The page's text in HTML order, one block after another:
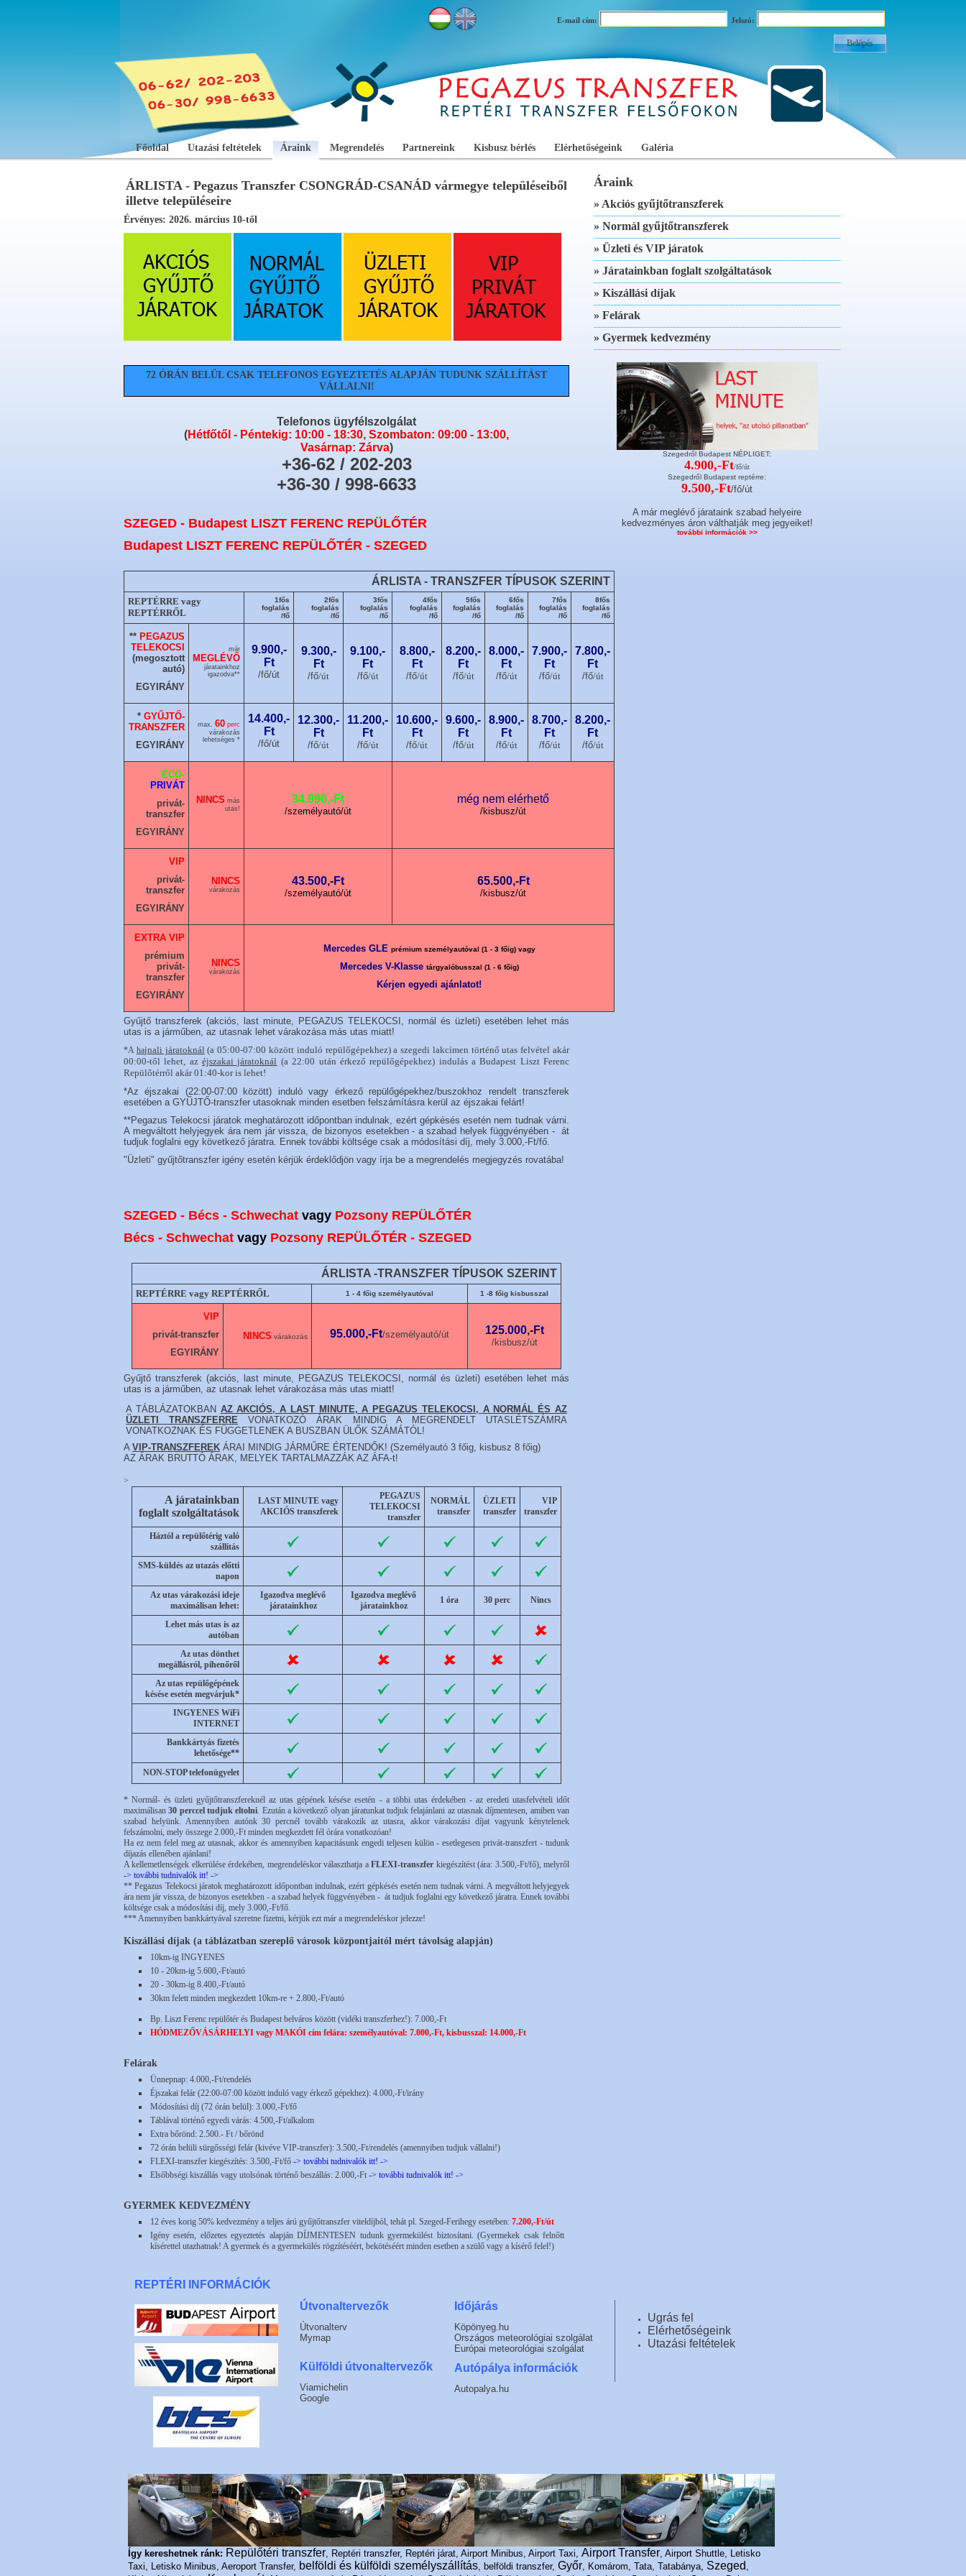
E-mail cím: Jelszó:
Főoldal Utazási feltételek Áraink Megrendelés Partnereink Kisbusz bérlés Elérhetőségeink Galéria
ÁRLISTA - Pegazus Transzfer CSONGRÁD-CSANÁD vármegye településeiből
illetve településeire
Érvényes: 2026. március 10-től
72 ÓRÁN BELÜL CSAK TELEFONOS EGYEZTETÉS ALAPJÁN TUDUNK SZÁLLÍTÁST
VÁLLALNI!
Telefonos ügyfélszolgálat
(Hétfőtől - Péntekig: 10:00 - 18:30, Szombaton: 09:00 - 13:00,
Vasárnap: Zárva)
+36-62 / 202-203
+36-30 / 998-6633
SZEGED - Budapest LISZT FERENC REPÜLŐTÉR
Budapest LISZT FERENC REPÜLŐTÉR - SZEGED
ÁRLISTA - TRANSZFER TÍPUSOK SZERINT
REPTÉRRE vagy
REPTÉRRŐL
1fős
foglalás
/fő
2fős
foglalás
/fő
3fős
foglalás
/fő
4fős
foglalás
/fő
5fős
foglalás
/fő
6fős
foglalás
/fő
7fős
foglalás
/fő
8fős
foglalás
/fő
** PEGAZUS
TELEKOCSI
(megosztott
autó)
EGYIRÁNY
már
MEGLÉVŐ
járatainkhoz
igazodva**
9.900,-
Ft
/fő/út
9.300,-
Ft
/fő/út
9.100,-
Ft
/fő/út
8.800,-
Ft
/fő/út
8.200,-
Ft
/fő/út
8.000,-
Ft
/fő/út
7.900,-
Ft
/fő/út
7.800,-
Ft
/fő/út
* GYŰJTŐ-
TRANSZFER
EGYIRÁNY
max. 60 perc
várakozás
lehetséges *
14.400,-
Ft
/fő/út
12.300,-
Ft
/fő/út
11.200,-
Ft
/fő/út
10.600,-
Ft
/fő/út
9.600,-
Ft
/fő/út
8.900,-
Ft
/fő/út
8.700,-
Ft
/fő/út
8.200,-
Ft
/fő/út
ECO-
PRIVÁT
privát-
transzfer
EGYIRÁNY
NINCS más
utas!
34.990,-Ft
/személyautó/út
még nem elérhető
/kisbusz/út
VIP
privát-
transzfer
EGYIRÁNY
NINCS
várakozás
43.500,-Ft
/személyautó/út
65.500,-Ft
/kisbusz/út
EXTRA VIP
prémium
privát-
transzfer
EGYIRÁNY
NINCS
várakozás
Mercedes GLE prémium személyautóval (1 - 3 főig) vagy
Mercedes V-Klasse tárgyalóbusszal (1 - 6 főig)
Kérjen egyedi ajánlatot!
Gyűjtő transzferek (akciós, last minute, PEGAZUS TELEKOCSI, normál és üzleti) esetében lehet más
utas is a járműben, az utasnak lehet várakozása más utas miatt!
*A hajnali járatoknál(a 05:00-07:00 között induló repülőgépekhez) a szegedi lakcímen történő utas felvétel akár
00:00-től lehet, azéjszakai járatoknál (a 22:00 után érkező repülőgépekhez) indulás a Budapest Liszt Ferenc
Repülőtérről akár 01:40-kor is lehet!
*Az éjszakai (22:00-07:00 között) induló vagy érkező repülőgépekhez/buszokhoz rendelt transzferek
esetében a GYŰJTŐ-transzfer utasoknak minden esetben felszámításra kerül az éjszakai felárt!
**Pegazus Telekocsi járatok meghatározott időpontban indulnak, ezért gépkésés esetén nem tudnak várni.
A megváltott helyjegyek ára nem jár vissza, de bizonyos esetekben - a szabad helyek függvényében - át
tudjuk foglalni egy következő járatra. Ennek további költsége csak a módosítási díj, mely 3.000,-Ft/fő.
"Üzleti" gyűjtőtranszfer igény esetén kérjük érdeklődjön vagy írja be a megrendelés megjegyzés rovatába!
SZEGED - Bécs - Schwechat vagy Pozsony REPÜLŐTÉR
Bécs - Schwechat vagy Pozsony REPÜLŐTÉR - SZEGED
ÁRLISTA -TRANSZFER TÍPUSOK SZERINT
REPTÉRRE vagy REPTÉRRŐL 1 - 4 főig személyautóval 1 -8 főig kisbusszal
VIP
privát-transzfer
EGYIRÁNY
NINCS várakozás 95.000,-Ft/személyautó/út 125.000,-Ft
/kisbusz/út
Gyűjtő transzferek (akciós, last minute, PEGAZUS TELEKOCSI, normál és üzleti) esetében lehet más
utas is a járműben, az utasnak lehet várakozása más utas miatt!
A TÁBLÁZATOKBAN AZ AKCIÓS, A LAST MINUTE, A PEGAZUS TELEKOCSI, A NORMÁL ÉS AZ
ÜZLETI TRANSZFERRE VONATKOZÓ ÁRAK MINDIG A MEGRENDELT UTASLÉTSZÁMRA
VONATKOZNAK ÉS FÜGGETLENEK A BUSZBAN ÜLŐK SZÁMÁTÓL!
A VIP-TRANSZFEREK ÁRAI MINDIG JÁRMŰRE ÉRTENDŐK! (Személyautó 3 főig, kisbusz 8 főig)
AZ ÁRAK BRUTTÓ ÁRAK, MELYEK TARTALMAZZÁK AZ ÁFA-t!
>
A járatainkban
foglalt szolgáltatások
LAST MINUTE vagy
AKCIÓS transzferek
PEGAZUS
TELEKOCSI
transzfer
NORMÁL
transzfer
ÜZLETI
transzfer
VIP
transzfer
Háztól a repülőtérig való
szállítás
SMS-küldés az utazás előtti
napon
Az utas várakozási ideje
maximálisan lehet:
Igazodva meglévő
járatainkhoz
Igazodva meglévő
járatainkhoz
1 óra 30 perc Nincs
Lehet más utas is az
autóban
Az utas dönthet
megállásról, pihenőről
Az utas repülőgépének
késése esetén megvárjuk*
INGYENES WiFi
INTERNET
Bankkártyás fizetés
lehetősége**
NON-STOP telefonügyelet
* Normál- és üzleti gyűjtőtranszfereknél az utas gépének késése esetén - a többi utas érdekében - az eredeti utasfelvételi időt
maximálisan30 perccel tudjuk eltolni. Ezután a következő olyan járatunkat tudjuk felajánlani az utasnak díjmentesen, amiben van
szabad helyünk. Amennyiben autónk 30 percnél tovább várakozik az utasra, akkor várakozási díjat vagyunk kénytelenek
felszámolni, mely összege 2.000,-Ft minden megkezdett fél órára vonatkozóan!
Ha ez nem felel meg az utasnak, akkor és amennyiben kapacitásunk engedi teljesen külön - esetlegesen privát-transzfert - tudunk
díjazás ellenében ajánlani!
A kellemetlenségek elkerülése érdekében, megrendeléskor választhatja aFLEXI-transzfer kiegészítést (ára: 3.500,-Ft/fő), melyről
-> további tudnivalók itt! ->
** Pegazus Telekocsi járatok meghatározott időpontban indulnak, ezért gépkésés esetén nem tudnak várni. A megváltott helyjegyek
ára nem jár vissza, de bizonyos esetekben - a szabad helyek függvényében - át tudjuk foglalni egy következő járatra. Ennek további
költsége csak a módosítási díj, mely 3.000,-Ft/fő.
*** Amennyiben bankkártyával szeretne fizetni, kérjük ezt már a megrendeléskor jelezze!
Kiszállási díjak (a táblázatban szereplő városok központjaitól mért távolság alapján)
10km-ig INGYENES
10 - 20km-ig 5.600,-Ft/autó
20 - 30km-ig 8.400,-Ft/autó
30km felett minden megkezdett 10km-re + 2.800,-Ft/autó
Bp. Liszt Ferenc repülőtér és Budapest belváros között (vidéki transzferhez!): 7.000,-Ft
HÓDMEZŐVÁSÁRHELYI vagy MAKÓI cím felára: személyautóval: 7.000,-Ft, kisbusszal: 14.000,-Ft
Felárak
Ünnepnap: 4.000,-Ft/rendelés
Éjszakai felár (22:00-07:00 között induló vagy érkező gépekhez): 4.000,-Ft/irány
Módosítási díj (72 órán belül): 3.000,-Ft/fő
Táblával történő egyedi várás: 4.500,-Ft/alkalom
Extra bőrönd: 2.500.- Ft / bőrönd
72 órán belüli sürgősségi felár (kivéve VIP-transzfer): 3.500,-Ft/rendelés (amennyiben tudjuk vállalni!)
FLEXI-transzfer kiegészítés: 3.500,-Ft/fő -> további tudnivalók itt! ->
Elsőbbségi kiszállás vagy utolsónak történő beszállás: 2.000,-Ft -> további tudnivalók itt! ->
GYERMEK KEDVEZMÉNY
12 éves korig 50% kedvezmény a teljes árú gyűjtőtranszfer viteldíjból, tehát pl. Szeged-Ferihegy esetében: 7.200,-Ft/út
Igény esetén, előzetes egyeztetés alapján DÍJMENTESEN tudunk gyermekülést biztosítani. (Gyermekek csak felnőtt
kísérettel utazhatnak! A gyermek és a gyermekülés rögzítéséért, bekötéséért minden esetben a szülő vagy a kísérő felel!)
Áraink
» Akciós gyűjtőtranszferek
» Normál gyűjtőtranszferek
» Üzleti és VIP járatok
» Járatainkban foglalt szolgáltatások
» Kiszállási díjak
» Felárak
» Gyermek kedvezmény
Szegedről Budapest NÉPLIGET:
4.900,-Ft/fő/út
Szegedről Budapest reptérre:
9.500,-Ft/fő/út
A már meglévő járataink szabad helyeire
kedvezményes áron válthatják meg jegyeiket!
további információk >>
REPTÉRI INFORMÁCIÓK
Útvonaltervezők
Útvonalterv
Mymap
Külföldi útvonaltervezők
Viamichelin
Google
Időjárás
Köpönyeg.hu
Országos meteorológiai szolgálat
Európai meteorológiai szolgálat
Autópálya információk
Autopalya.hu
Ugrás fel
Elérhetőségeink
Utazási feltételek
Így kereshetnek ránk: Repülőtéri transzfer, Reptéri transzfer, Reptéri járat, Airport Minibus, Airport Taxi, Airport Transfer, Airport Shuttle, Letisko
Taxi, Letisko Minibus, Aeroport Transfer, belföldi és külföldi személyszállítás, belföldi transzfer, Győr, Komárom, Tata, Tatabánya, Szeged ,